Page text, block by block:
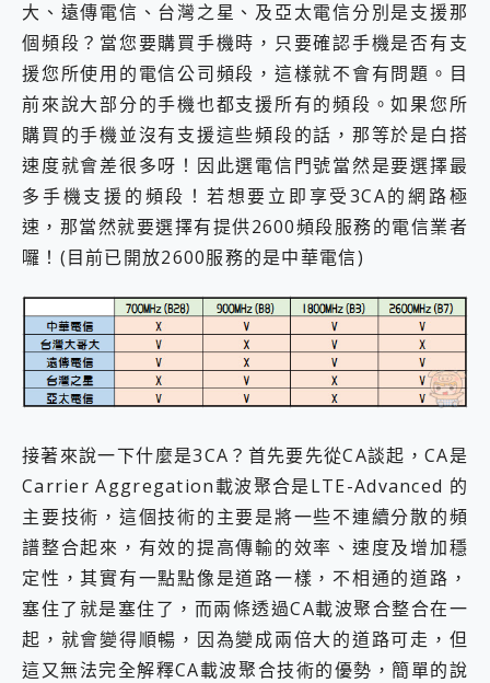
大、遠傳電信、台灣之星、及亞太電信分別是支援那
個頻段？當您要購買手機時，只要確認手機是否有支
援您所使用的電信公司頻段，這樣就不會有問題。目
前來說大部分的手機也都支援所有的頻段。如果您所
購買的手機並沒有支援這些頻段的話，那等於是白搭
速度就會差很多呀！因此選電信門號當然是要選擇最
多手機支援的頻段！若想要立即享受3CA的網路極
速，那當然就要選擇有提供2600頻段服務的電信業者
囉！(目前已開放2600服務的是中華電信)
接著來說一下什麼是3CA？首先要先從CA談起，CA是
Carrier Aggregation載波聚合是LTE-Advanced 的
主要技術，這個技術的主要是將一些不連續分散的頻
譜整合起來，有效的提高傳輸的效率、速度及增加穩
定性，其實有一點點像是道路一樣，不相通的道路，
塞住了就是塞住了，而兩條透過CA載波聚合整合在一
起，就會變得順暢，因為變成兩倍大的道路可走，但
這又無法完全解釋CA載波聚合技術的優勢，簡單的說